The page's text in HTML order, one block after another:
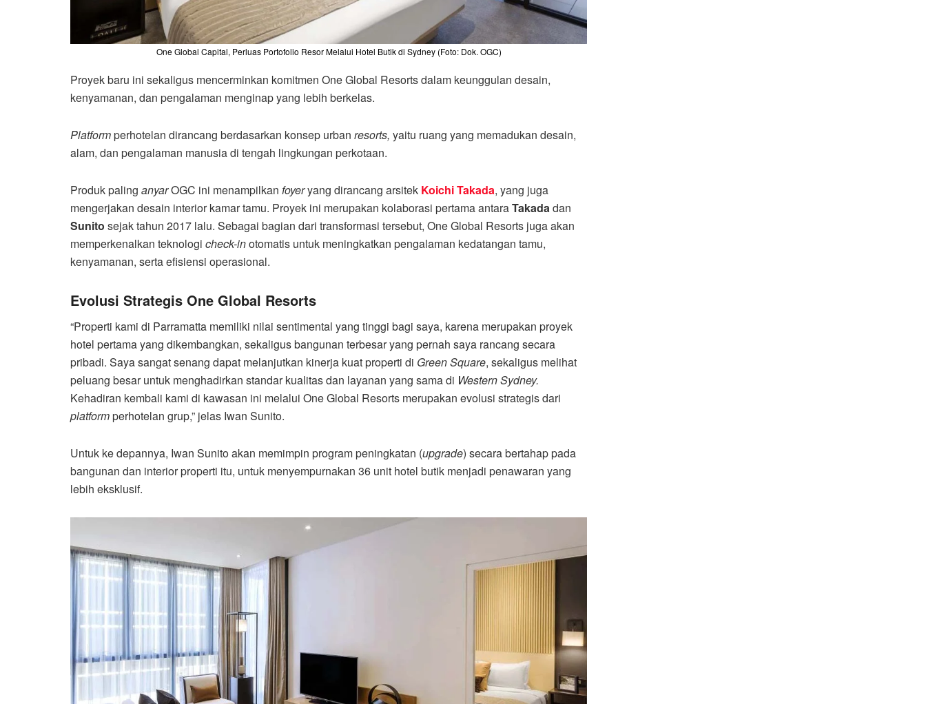
One Global Capital, Perluas Portofolio Resor Melalui Hotel Butik di Sydney (Foto: Dok. OGC)
Proyek baru ini sekaligus mencerminkan komitmen One Global Resorts dalam keunggulan desain,
kenyamanan, dan pengalaman menginap yang lebih berkelas.
Platformperhotelan dirancang berdasarkan konsep urban resorts, yaitu ruang yang memadukan desain,
alam, dan pengalaman manusia di tengah lingkungan perkotaan.
Produk paling anyarOGC ini menampilkan foyeryang dirancang arsitek Koichi Takada, yang juga
mengerjakan desain interior kamar tamu. Proyek ini merupakan kolaborasi pertama antaraTakadadan
Sunito sejak tahun 2017 lalu. Sebagai bagian dari transformasi tersebut, One Global Resorts juga akan
memperkenalkan teknologi check-inotomatis untuk meningkatkan pengalaman kedatangan tamu,
kenyamanan, serta efisiensi operasional.
Evolusi Strategis One Global Resorts
“Properti kami di Parramatta memiliki nilai sentimental yang tinggi bagi saya, karena merupakan proyek
hotel pertama yang dikembangkan, sekaligus bangunan terbesar yang pernah saya rancang secara
pribadi. Saya sangat senang dapat melanjutkan kinerja kuat properti di Green Square, sekaligus melihat
peluang besar untuk menghadirkan standar kualitas dan layanan yang sama di Western Sydney.
Kehadiran kembali kami di kawasan ini melalui One Global Resorts merupakan evolusi strategis dari
platformperhotelan grup,” jelas Iwan Sunito.
Untuk ke depannya, Iwan Sunito akan memimpin program peningkatan (upgrade) secara bertahap pada
bangunan dan interior properti itu, untuk menyempurnakan 36 unit hotel butik menjadi penawaran yang
lebih eksklusif.